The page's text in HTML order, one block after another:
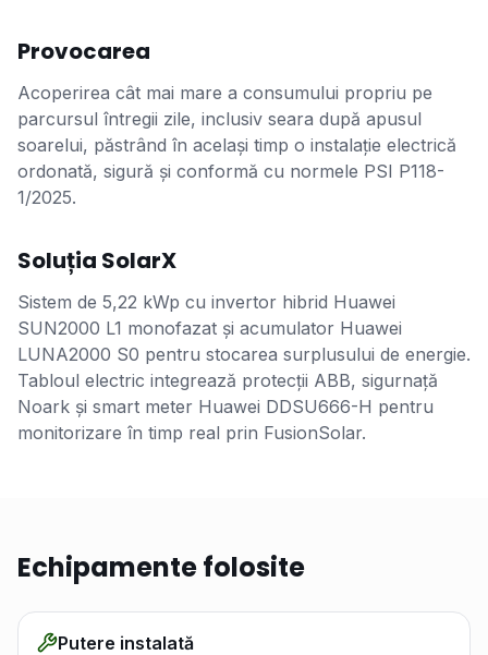
Provocarea
Acoperirea cât mai mare a consumului propriu pe
parcursul întregii zile, inclusiv seara după apusul
soarelui, păstrând în același timp o instalație electrică
ordonată, sigură și conformă cu normele PSI P118-
1/2025.
Soluția SolarX
Sistem de 5,22 kWp cu invertor hibrid Huawei
SUN2000 L1 monofazat și acumulator Huawei
LUNA2000 S0 pentru stocarea surplusului de energie.
Tabloul electric integrează protecții ABB, sigurnață
Noark și smart meter Huawei DDSU666-H pentru
monitorizare în timp real prin FusionSolar.
Echipamente folosite
Putere instalată